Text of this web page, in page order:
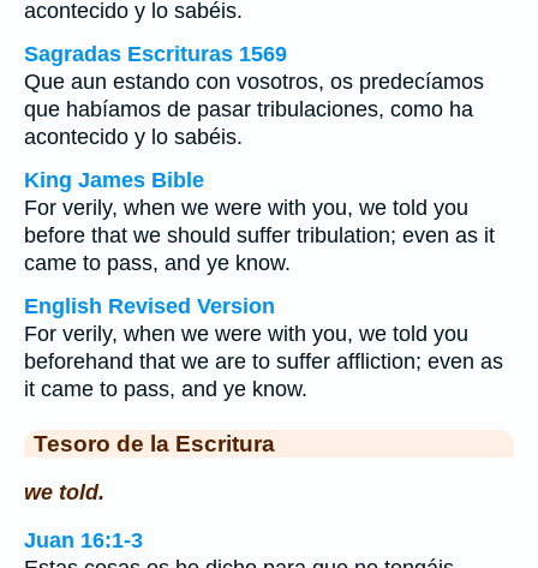
acontecido y lo sabéis.
Sagradas Escrituras 1569
Que aun estando con vosotros, os predecíamos
que habíamos de pasar tribulaciones, como ha
acontecido y lo sabéis.
King James Bible
For verily, when we were with you, we told you
before that we should suffer tribulation; even as it
came to pass, and ye know.
English Revised Version
For verily, when we were with you, we told you
beforehand that we are to suffer affliction; even as
it came to pass, and ye know.
Tesoro de la Escritura
we told.
Juan 16:1-3